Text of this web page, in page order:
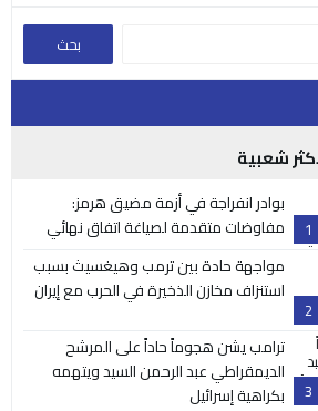
شعبية
1
بوادر انفراجة في أزمة مضيق هرمز:
مفاوضات متقدمة لصياغة اتفاق نهائي
2
مواجهة حادة بين ترمب وهيغسيث بسبب
استنزاف مخازن الذخيرة في الحرب مع إيران
3
ترامب يشن هجوماً حاداً على المرشح
الديمقراطي عبد الرحمن السيد ويتهمه
بكراهية إسرائيل